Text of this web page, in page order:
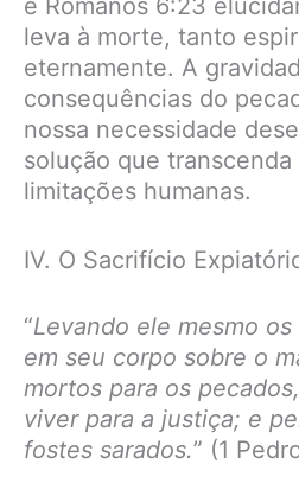
e Romanos 6:23
leva à morte, tanto
eternamente. A
consequências do
nossa necessidade
solução que transcenda
limitações humanas.
IV. O Sacrifício
“Levando ele mesmo
em seu corpo sobre o
mortos para os
viver para a justiça; e
fostes sarados.” (1